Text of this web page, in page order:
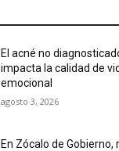
El acné no
impacta la calidad de
emocional
agosto 3, 2026
En Zócalo de Gobierno,